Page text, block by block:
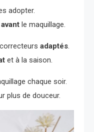
adopter.
avant le maquillage.
adaptés.
et à la saison.
chaque soir.
plus de douceur.